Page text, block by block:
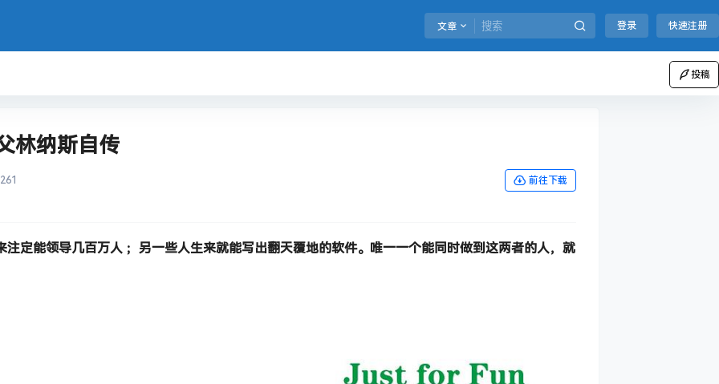
文章 登录 快速注册
投稿
林纳斯自传
261 前往下载
注定能领导几百万人 ；另一些人生来就能写出翻天覆地的软件。唯一一个能同时做到这两者的人，就